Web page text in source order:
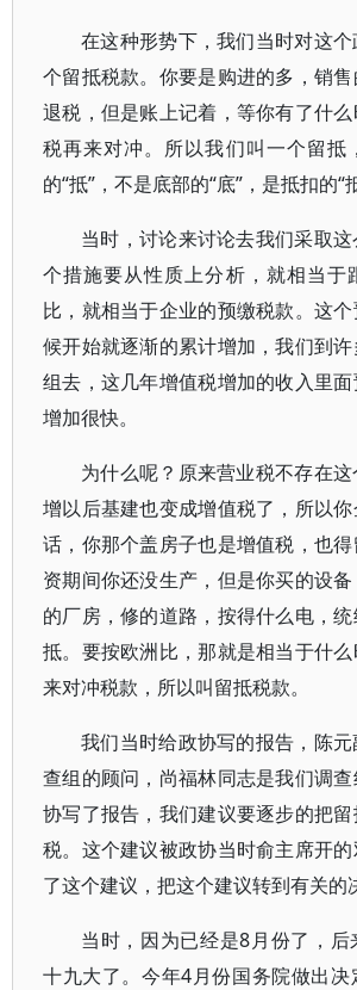
在这种形势下，我们当时对这
个留抵税款。你要是购进的多，销
退税，但是账上记着，等你有了什
税再来对冲。所以我们叫一个留抵
的“抵”，不是底部的“底”，是抵扣的“抵
当时，讨论来讨论去我们采取
个措施要从性质上分析，就相当于
比，就相当于企业的预缴税款。这
候开始就逐渐的累计增加，我们到
组去，这几年增值税增加的收入里
增加很快。
为什么呢？原来营业税不存在
增以后基建也变成增值税了，所以
话，你那个盖房子也是增值税，也
资期间你还没生产，但是你买的设
的厂房，修的道路，按得什么电，
抵。要按欧洲比，那就是相当于什
来对冲税款，所以叫留抵税款。
我们当时给政协写的报告，陈
查组的顾问，尚福林同志是我们调
协写了报告，我们建议要逐步的把
税。这个建议被政协当时俞主席开
了这个建议，把这个建议转到有关的
当时，因为已经是8月份了，
十九大了。今年4月份国务院做出决